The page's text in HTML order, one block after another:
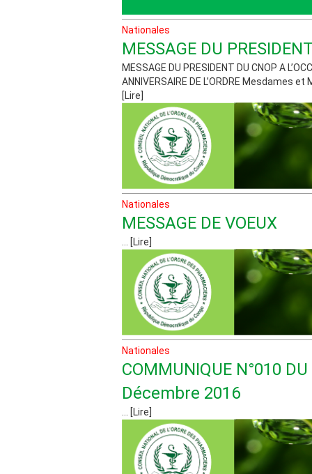
Nationales
MESSAGE DU
MESSAGE DU PRESIDENT DU CNOP A
ANNIVERSAIRE DE L’ORDRE Mesdames
[Lire]
Nationales
MESSAGE DE VOEUX
... [Lire]
Nationales
COMMUNIQUE N°010
Décembre 2016
... [Lire]